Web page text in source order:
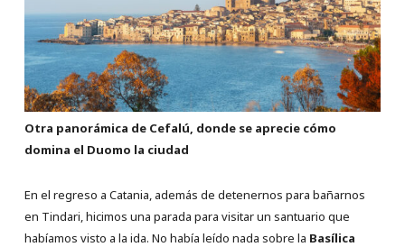
Otra panorámica de Cefalú, donde se aprecie cómo
domina el Duomo la ciudad
En el regreso a Catania, además de detenernos para bañarnos
en Tindari, hicimos una parada para visitar un santuario que
habíamos visto a la ida. No había leído nada sobre la Basílica